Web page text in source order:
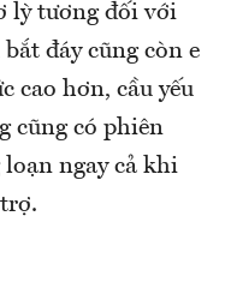
lỳ tương đối với
đáy cũng còn e
cao hơn, cầu yếu
cũng có phiên
ngay cả khi